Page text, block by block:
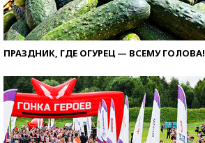
ПРАЗДНИК, ГДЕ ОГУРЕЦ — ВСЕМУ ГОЛОВА!